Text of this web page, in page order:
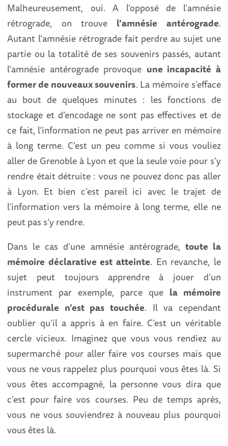
Malheureusement, oui. A l’opposé de l’amnésie
rétrograde, on trouve l’amnésie antérograde.
Autant l’amnésie rétrograde fait perdre au sujet une
partie ou la totalité de ses souvenirs passés, autant
l’amnésie antérograde provoque une incapacité à
former de nouveaux souvenirs. La mémoire s’efface
au bout de quelques minutes : les fonctions de
stockage et d’encodage ne sont pas effectives et de
ce fait, l’information ne peut pas arriver en mémoire
à long terme. C’est un peu comme si vous vouliez
aller de Grenoble à Lyon et que la seule voie pour s’y
rendre était détruite : vous ne pouvez donc pas aller
à Lyon. Et bien c’est pareil ici avec le trajet de
l’information vers la mémoire à long terme, elle ne
peut pas s’y rendre.
Dans le cas d’une amnésie antérograde, toute la
mémoire déclarative est atteinte. En revanche, le
sujet peut toujours apprendre à jouer d’un
instrument par exemple, parce que la mémoire
procédurale n’est pas touchée. Il va cependant
oublier qu’il a appris à en faire. C’est un véritable
cercle vicieux. Imaginez que vous vous rendiez au
supermarché pour aller faire vos courses mais que
vous ne vous rappelez plus pourquoi vous êtes là. Si
vous êtes accompagné, la personne vous dira que
c’est pour faire vos courses. Peu de temps après,
vous ne vous souviendrez à nouveau plus pourquoi
vous êtes là.